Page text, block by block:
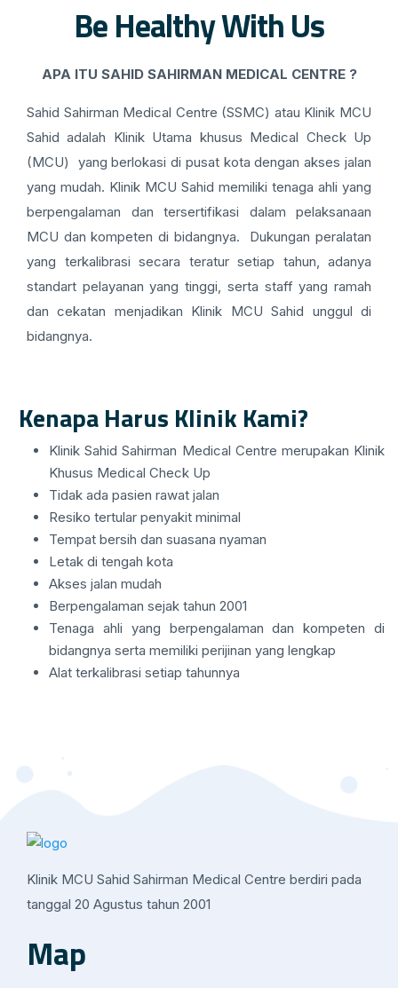
Be Healthy With Us
APA ITU SAHID SAHIRMAN MEDICAL CENTRE ?
Sahid Sahirman Medical Centre (SSMC) atau Klinik MCU
Sahid adalah Klinik Utama khusus Medical Check Up
(MCU) yang berlokasi di pusat kota dengan akses jalan
yang mudah. Klinik MCU Sahid memiliki tenaga ahli yang
berpengalaman dan tersertifikasi dalam pelaksanaan
MCU dan kompeten di bidangnya. Dukungan peralatan
yang terkalibrasi secara teratur setiap tahun, adanya
standart pelayanan yang tinggi, serta staff yang ramah
dan cekatan menjadikan Klinik MCU Sahid unggul di
bidangnya.
Kenapa Harus Klinik Kami?
Klinik Sahid Sahirman Medical Centre merupakan Klinik
Khusus Medical Check Up
Tidak ada pasien rawat jalan
Resiko tertular penyakit minimal
Tempat bersih dan suasana nyaman
Letak di tengah kota
Akses jalan mudah
Berpengalaman sejak tahun 2001
Tenaga ahli yang berpengalaman dan kompeten di
bidangnya serta memiliki perijinan yang lengkap
Alat terkalibrasi setiap tahunnya
Klinik MCU Sahid Sahirman Medical Centre berdiri pada
tanggal 20 Agustus tahun 2001
Map